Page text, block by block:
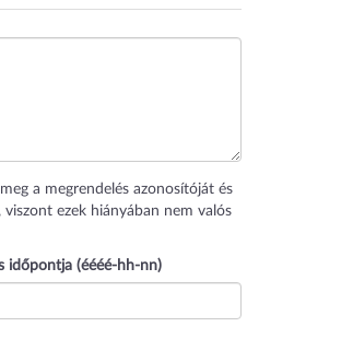
a megrendelés azonosítóját és
ezek hiányában nem valós
időpontja (éééé-hh-nn)